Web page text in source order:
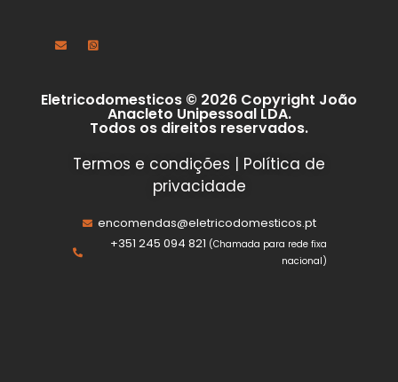
Eletricodomesticos © 2026 Copyright João
Anacleto Unipessoal LDA.
Todos os direitos reservados.
Termos e condições | Política de
privacidade
encomendas@eletricodomesticos.pt
+351 245 094 821 (Chamada para rede fixa
nacional)